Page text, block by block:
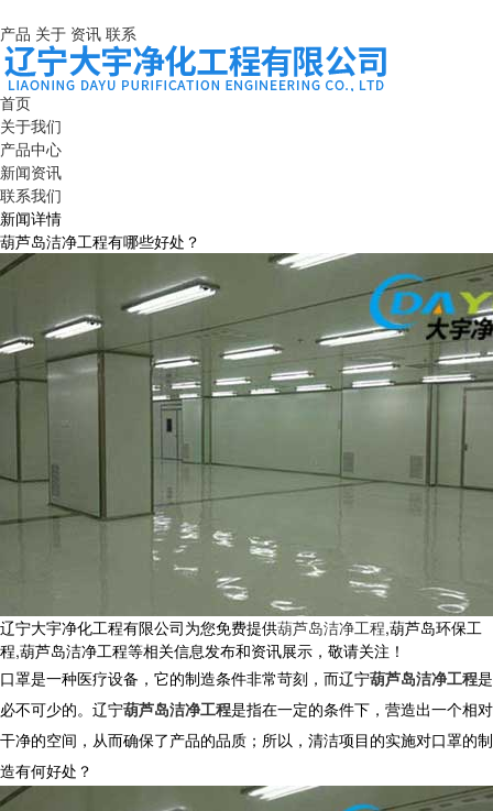
产品 关于 资讯 联系
首页
关于我们
产品中心
新闻资讯
联系我们
新闻详情
葫芦岛洁净工程有哪些好处？
辽宁大宇净化工程有限公司为您免费提供葫芦岛洁净工程,葫芦岛环保工
程,葫芦岛洁净工程等相关信息发布和资讯展示，敬请关注！
口罩是一种医疗设备，它的制造条件非常苛刻，而辽宁葫芦岛洁净工程是
必不可少的。辽宁葫芦岛洁净工程是指在一定的条件下，营造出一个相对
干净的空间，从而确保了产品的品质；所以，清洁项目的实施对口罩的制
造有何好处？